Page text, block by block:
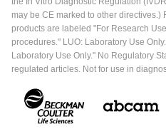
may be CE marked to other directives.)
products are labeled "For Research
procedures." LUO: Laboratory Use
Laboratory Use Only." No Regulatory
regulated articles. Not for use in